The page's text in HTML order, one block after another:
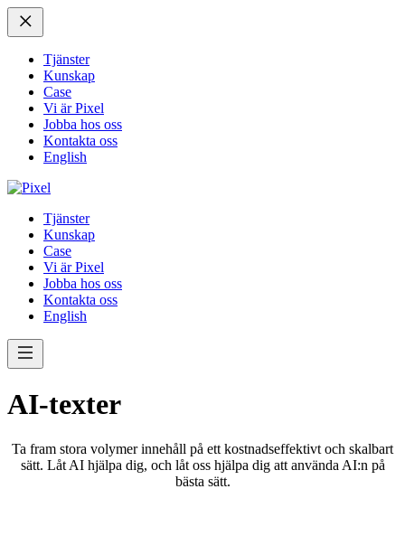
Tjänster
Kunskap
Case
Vi är Pixel
Jobba hos oss
Kontakta oss
English
Tjänster
Kunskap
Case
Vi är Pixel
Jobba hos oss
Kontakta oss
English
AI-texter
Ta fram stora volymer innehåll på ett kostnadseffektivt och skalbart
sätt. Låt AI hjälpa dig, och låt oss hjälpa dig att använda AI:n på
bästa sätt.